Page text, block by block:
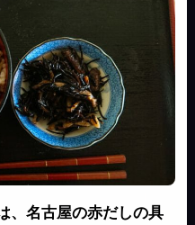
、名古屋の赤だしの具